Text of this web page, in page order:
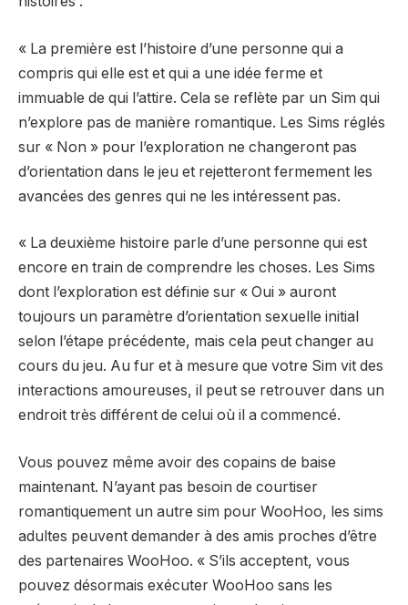
« La première est l’histoire d’une personne qui a
compris qui elle est et qui a une idée ferme et
immuable de qui l’attire. Cela se reflète par un Sim qui
n’explore pas de manière romantique. Les Sims réglés
sur « Non » pour l’exploration ne changeront pas
d’orientation dans le jeu et rejetteront fermement les
avancées des genres qui ne les intéressent pas.
« La deuxième histoire parle d’une personne qui est
encore en train de comprendre les choses. Les Sims
dont l’exploration est définie sur « Oui » auront
toujours un paramètre d’orientation sexuelle initial
selon l’étape précédente, mais cela peut changer au
cours du jeu. Au fur et à mesure que votre Sim vit des
interactions amoureuses, il peut se retrouver dans un
endroit très différent de celui où il a commencé.
Vous pouvez même avoir des copains de baise
maintenant. N’ayant pas besoin de courtiser
romantiquement un autre sim pour WooHoo, les sims
adultes peuvent demander à des amis proches d’être
des partenaires WooHoo. « S’ils acceptent, vous
pouvez désormais exécuter WooHoo sans les